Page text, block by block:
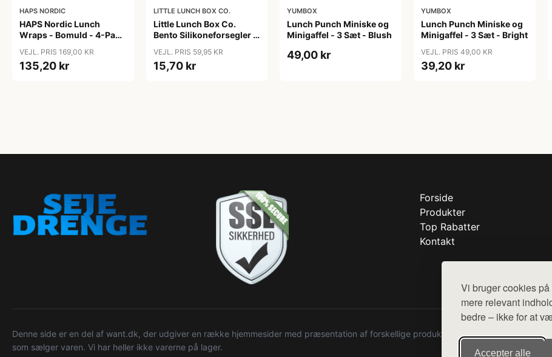
Vi bruger cookies
mere relevant
bedre – ikke for at
Accepter alle
HAPS NORDIC
HAPS Nordic Lunch
Wraps - Bomuld - 4-Pak -
VEJL. PRIS 169,00 KR
135,20 kr
LITTLE LUNCH BOX CO.
Little Lunch Box Co.
Bento Silikoneforsegler -
VEJL. PRIS 59,95 KR
15,70 kr
YUMBOX
Lunch Punch Miniske og
Minigaffel - 3 Sæt - Blush
49,00 kr
YUMBOX
Lunch Punch Miniske og
Minigaffel - 3 Sæt - Bright
VEJL. PRIS 49,00 KR
39,20 kr
Forside
Produkter
Top Rabatter
Kontakt
Denne side er en del af want.dk, der udgiver en række hjemmesider med præsentation af forskellige produkter fra diverse webshops.
som sælger varen. Vi har heller ikke varerne på lager.